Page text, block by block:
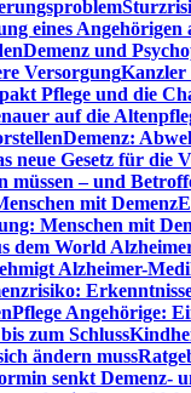
eines Angehörigen
Demenz und
Versorgung
Pflege und die
auf die
Demenz:
neue Gesetz für die
– und
mit Demenz
Menschen mit
dem World
Alzheimer-
Pflege Angehörige:
zum Schluss
ändern muss
senkt Demenz-